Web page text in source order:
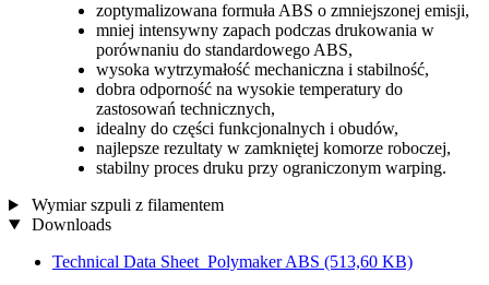
zoptymalizowana formuła ABS o zmniejszonej emisji,
mniej intensywny zapach podczas drukowania w
porównaniu do standardowego ABS,
wysoka wytrzymałość mechaniczna i stabilność,
dobra odporność na wysokie temperatury do
zastosowań technicznych,
idealny do części funkcjonalnych i obudów,
najlepsze rezultaty w zamkniętej komorze roboczej,
stabilny proces druku przy ograniczonym warping.
Wymiar szpuli z filamentem
Downloads
Technical Data Sheet_Polymaker ABS (513,60 KB)